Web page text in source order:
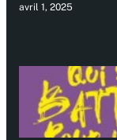
avril 1, 2025